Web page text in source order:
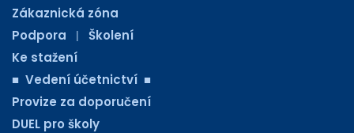
Zákaznická zóna
Podpora
| Školení
Ke stažení
■ Vedení účetnictví ■
Provize za doporučení
DUEL pro školy